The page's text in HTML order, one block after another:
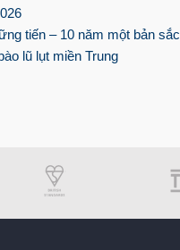
tiến – 10 năm một bản sắc
lũ lụt miền Trung